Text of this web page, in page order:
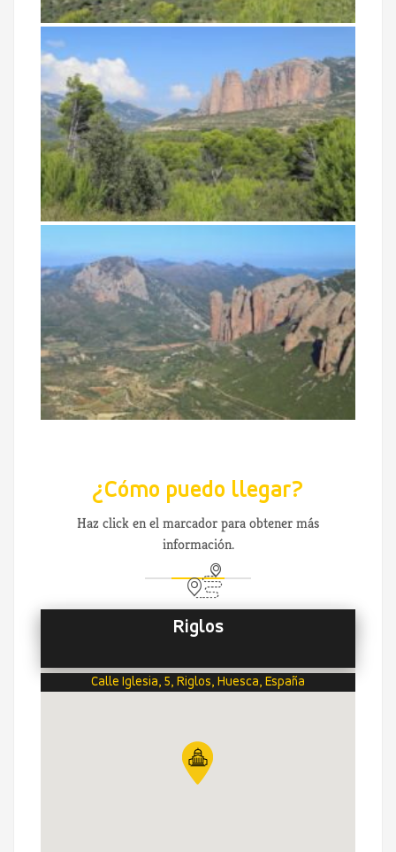
¿Cómo puedo llegar?
Haz click en el marcador para obtener más
información.
Riglos
Calle Iglesia, 5, Riglos, Huesca, España